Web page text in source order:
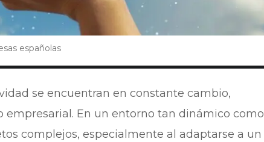
españolas
se encuentran en constante cambio,
En un entorno tan dinámico como
complejos, especialmente al adaptarse a un